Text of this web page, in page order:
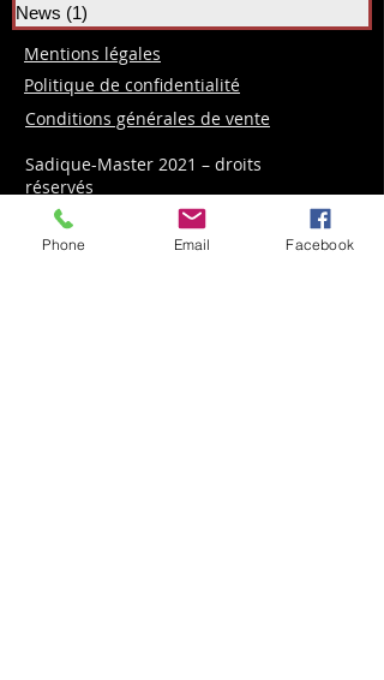
News (1)
Mentions légales
Politique de confidentialité
Conditions générales de vente
Sadique-Master 2021 – droits
réservés
Phone Email Facebook